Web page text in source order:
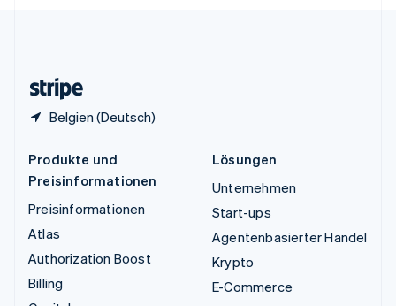
Belgien (Deutsch)
Produkte und
Preisinformationen
Preisinformationen
Atlas
Authorization Boost
Billing
Lösungen
Unternehmen
Start-ups
Agentenbasierter Handel
Krypto
E-Commerce